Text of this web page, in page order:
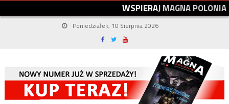
WSPIERAJMAGNAPOLONIA
Poniedziałek, 10 Sierpnia 2026